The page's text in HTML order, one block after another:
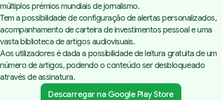
múltiplos prémios mundiais de jornalismo.
Tem a possibilidade de configuração de alertas personalizados,
acompanhamento de carteira de investimentos pessoal e uma
vasta biblioteca de artigos audiovisuais.
Aos utilizadores é dada a possibilidade de leitura gratuita de um
número de artigos, podendo o conteúdo ser desbloqueado
através de assinatura.
Descarregar na Google Play Store